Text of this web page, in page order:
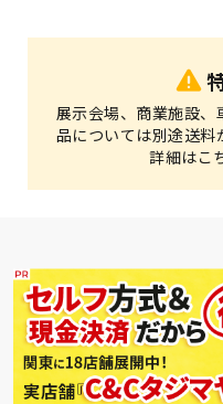
展示会場、商業施設
品については別途送料
詳細はこ